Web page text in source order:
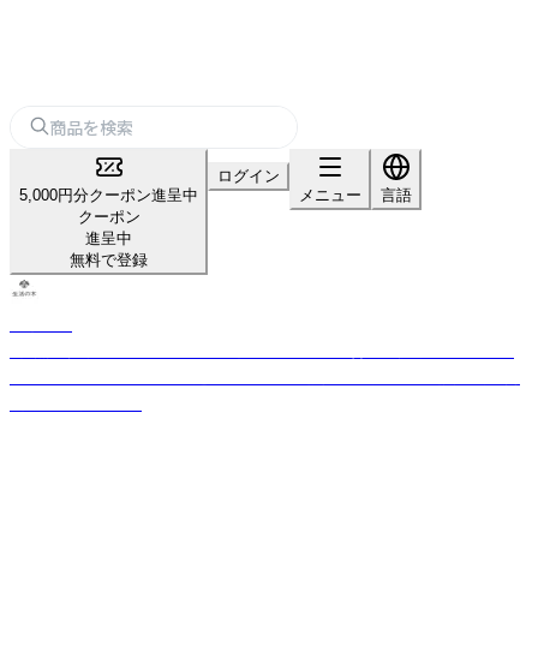
5,000円分クーポン進呈中
クーポン
進呈中
無料で登録
ログイン
メニュー
言語